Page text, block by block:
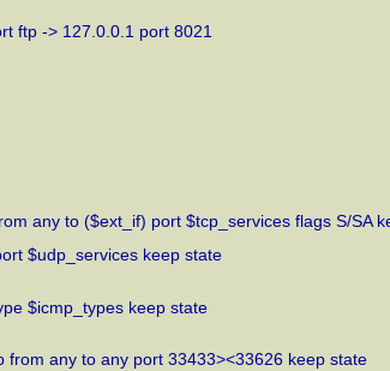
ftp -> 127.0.0.1 port 8021
any to ($ext_if) port $tcp_services flags S/SA
$udp_services keep state
$icmp_types keep state
from any to any port 33433><33626 keep state